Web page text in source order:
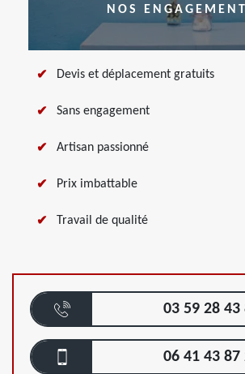
NOS
Devis et déplacement gratuits
Sans engagement
Artisan passionné
Prix imbattable
Travail de qualité
03 59 28 43
06 41 43 87